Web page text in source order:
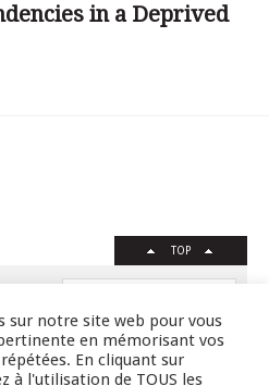
in a Deprived
TOP
Plan du site
sur notre site web pour vous
en mémorisant vos
En cliquant sur
à l'utilisation de TOUS les